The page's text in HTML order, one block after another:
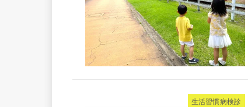
生活習慣病検診